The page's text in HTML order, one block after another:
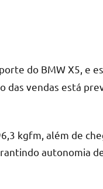
do BMW X5, e
das vendas está
kgfm, além de
autonomia